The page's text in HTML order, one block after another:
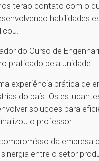
terão contato com o
habilidades
do Curso de
praticado pela unidade.
experiência prática de
do país. Os
soluções para
o professor.
da
entre o setor